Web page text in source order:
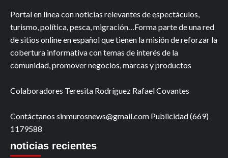
Portal en línea con noticias relevantes de espectáculos,
turismo, política, pesca, migración…Forma parte de una red
de sitios online en español que tienen la misión de reforzar la
cobertura informativa con temas de interés de la
comunidad, promover negocios, marcas y productos
Colaboradores Teresita Rodríguez Rafael Covantes
Contáctanos sinmurosnews@gmail.com Publicidad (669)
1179588
noticias recientes